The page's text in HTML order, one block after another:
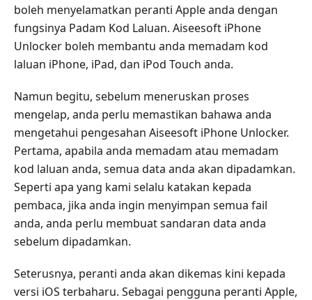
boleh menyelamatkan peranti Apple anda dengan
fungsinya Padam Kod Laluan. Aiseesoft iPhone
Unlocker boleh membantu anda memadam kod
laluan iPhone, iPad, dan iPod Touch anda.
Namun begitu, sebelum meneruskan proses
mengelap, anda perlu memastikan bahawa anda
mengetahui pengesahan Aiseesoft iPhone Unlocker.
Pertama, apabila anda memadam atau memadam
kod laluan anda, semua data anda akan dipadamkan.
Seperti apa yang kami selalu katakan kepada
pembaca, jika anda ingin menyimpan semua fail
anda, anda perlu membuat sandaran data anda
sebelum dipadamkan.
Seterusnya, peranti anda akan dikemas kini kepada
versi iOS terbaharu. Sebagai pengguna peranti Apple,